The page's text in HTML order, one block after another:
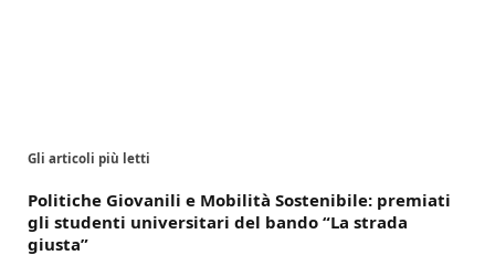
Gli articoli più letti
Politiche Giovanili e Mobilità Sostenibile: premiati
gli studenti universitari del bando “La strada
giusta”